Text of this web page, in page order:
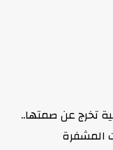
تخرج عن صمتها..
المشفرة